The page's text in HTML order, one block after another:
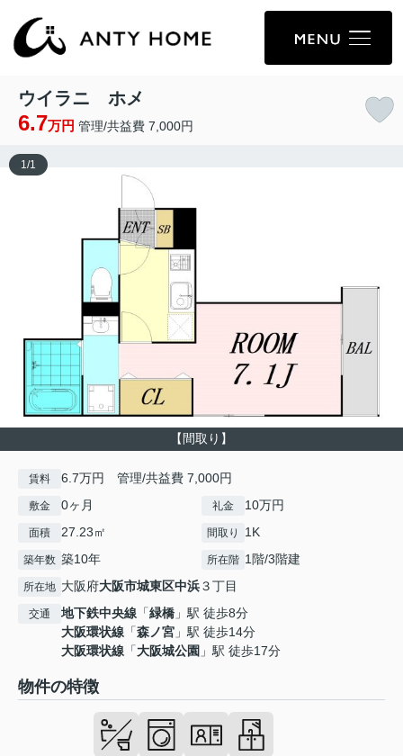
ウイラニ ホメ
6.7万円 管理/共益費 7,000円
【間取り】
1 /1
賃料 6.7万円 管理/共益費 7,000円
敷金 0ヶ月 礼金 10万円
面積 27.23㎡ 間取り 1K
築年数 築10年 所在階 1階/3階建
所在地 大阪府大阪市城東区中浜３丁目
交通 地下鉄中央線 「緑橋 」駅 徒歩8分
大阪環状線 「森ノ宮 」駅 徒歩14分
大阪環状線 「大阪城公園 」駅 徒歩17分
物件の特徴